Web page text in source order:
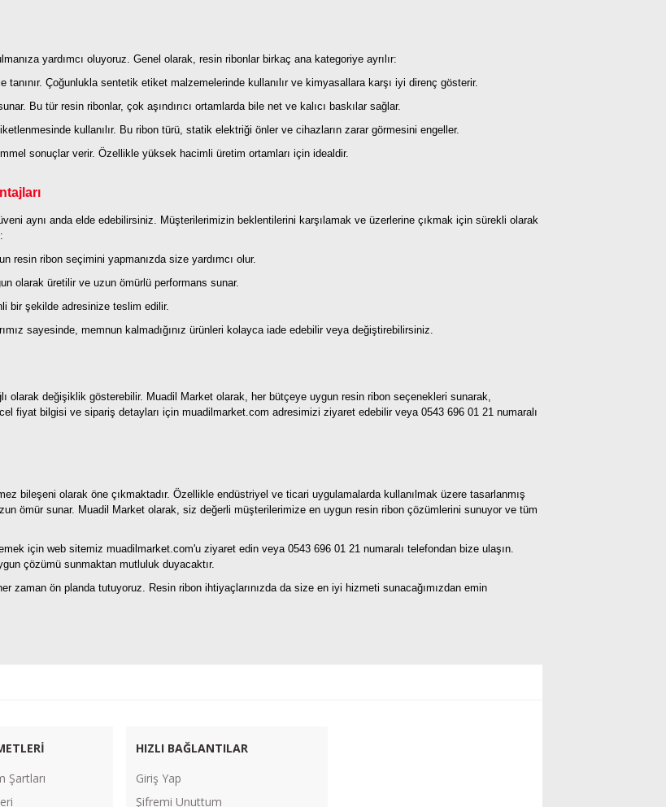
yardımcı oluyoruz. Genel olarak, resin ribonlar birkaç ana kategoriye ayrılır:
tanınır. Çoğunlukla sentetik etiket malzemelerinde kullanılır ve kimyasallara karşı iyi direnç gösterir.
Bu tür resin ribonlar, çok aşındırıcı ortamlarda bile net ve kalıcı baskılar sağlar.
kullanılır. Bu ribon türü, statik elektriği önler ve cihazların zarar görmesini engeller.
sonuçlar verir. Özellikle yüksek hacimli üretim ortamları için idealdir.
aynı anda elde edebilirsiniz. Müşterilerimizin beklentilerini karşılamak ve üzerlerine çıkmak için sürekli olarak
resin ribon seçimini yapmanızda size yardımcı olur.
olarak üretilir ve uzun ömürlü performans sunar.
bir şekilde adresinize teslim edilir.
sayesinde, memnun kalmadığınız ürünleri kolayca iade edebilir veya değiştirebilirsiniz.
olarak değişiklik gösterebilir. Muadil Market olarak, her bütçeye uygun resin ribon seçenekleri sunarak,
fiyat bilgisi ve sipariş detayları için muadilmarket.com adresimizi ziyaret edebilir veya 0543 696 01 21 numaralı
bileşeni olarak öne çıkmaktadır. Özellikle endüstriyel ve ticari uygulamalarda kullanılmak üzere tasarlanmış
ömür sunar. Muadil Market olarak, siz değerli müşterilerimize en uygun resin ribon çözümlerini sunuyor ve tüm
için web sitemiz muadilmarket.com'u ziyaret edin veya 0543 696 01 21 numaralı telefondan bize ulaşın.
çözümü sunmaktan mutluluk duyacaktır.
zaman ön planda tutuyoruz. Resin ribon ihtiyaçlarınızda da size en iyi hizmeti sunacağımızdan emin
Şartları
HIZLI BAĞLANTILAR
Giriş Yap
Şifremi Unuttum